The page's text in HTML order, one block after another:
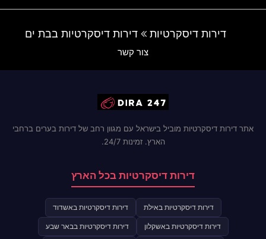
דירות דיסקרטיות דירות דיסקרטיות בבת ים
צור קשר
אתר דירות דיסקרטיות מוביל בישראל עם מגוון רחב של דירות בערים ברחבי
הארץ. זמינות 24/7.
דירות דיסקרטיות בכל הארץ
דירות דיסקרטיות באילת דירות דיסקרטיות באשדוד
דירות דיסקרטיות באשקלון דירות דיסקרטיות בבאר שבע